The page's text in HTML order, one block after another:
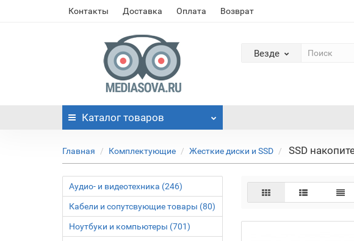
Контакты Доставка Оплата Возврат
Везде
Каталог товаров
Главная Комплектующие Жесткие диски и SSD SSD
Аудио- и видеотехника (246)
Кабели и сопутсвующие товары (80)
Ноутбуки и компьютеры (701)